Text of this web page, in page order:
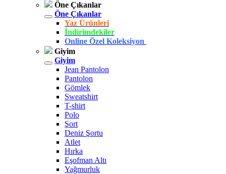
Öne Çıkanlar
Öne Çıkanlar
Yaz Ürünleri
İndirimdekiler
Online Özel Koleksiyon
Giyim
Giyim
Jean Pantolon
Pantolon
Gömlek
Sweatshirt
T-shirt
Polo
Şort
Deniz Şortu
Atlet
Hırka
Eşofman Altı
Yağmurluk